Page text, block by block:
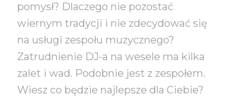
pomysł? Dlaczego nie pozostać
wiernym tradycji i nie zdecydować się
na usługi zespołu muzycznego?
Zatrudnienie DJ-a na wesele ma kilka
zalet i wad. Podobnie jest z zespołem.
Wiesz co będzie najlepsze dla Ciebie?